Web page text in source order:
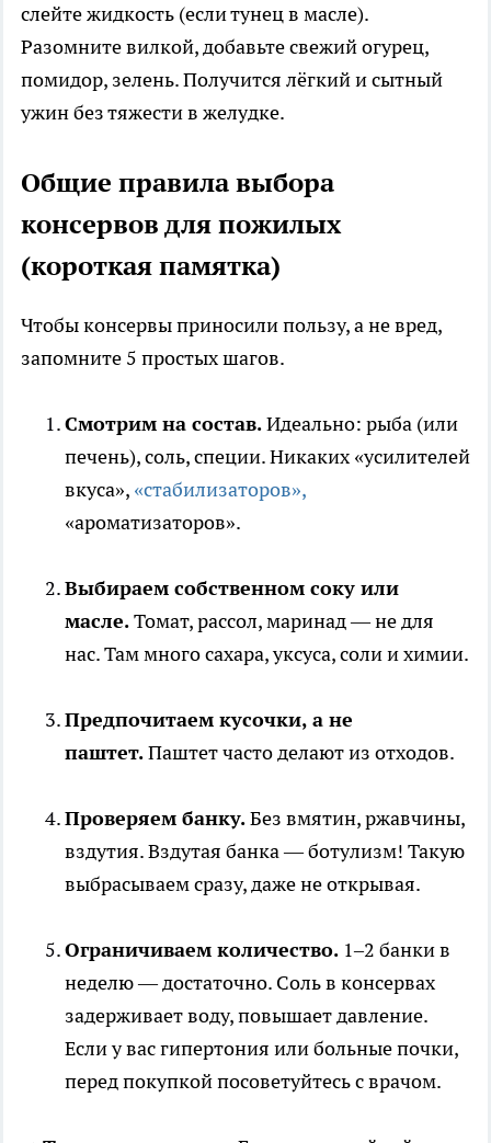
слейте жидкость (если тунец в масле).
Разомните вилкой, добавьте свежий огурец,
помидор, зелень. Получится лёгкий и сытный
ужин без тяжести в желудке.
Общие правила выбора
консервов для пожилых
(короткая памятка)
Чтобы консервы приносили пользу, а не вред,
запомните 5 простых шагов.
Смотрим на состав.Идеально: рыба (или
печень), соль, специи. Никаких «усилителей
вкуса», «стабилизаторов»,
«ароматизаторов».
Выбираем собственном соку или
масле.Томат, рассол, маринад — не для
нас. Там много сахара, уксуса, соли и химии.
Предпочитаем кусочки, а не
паштет.Паштет часто делают из отходов.
Проверяем банку.Без вмятин, ржавчины,
вздутия. Вздутая банка — ботулизм! Такую
выбрасываем сразу, даже не открывая.
Ограничиваем количество. 1–2 банки в
неделю — достаточно. Соль в консервах
задерживает воду, повышает давление.
Если у вас гипертония или больные почки,
перед покупкой посоветуйтесь с врачом.